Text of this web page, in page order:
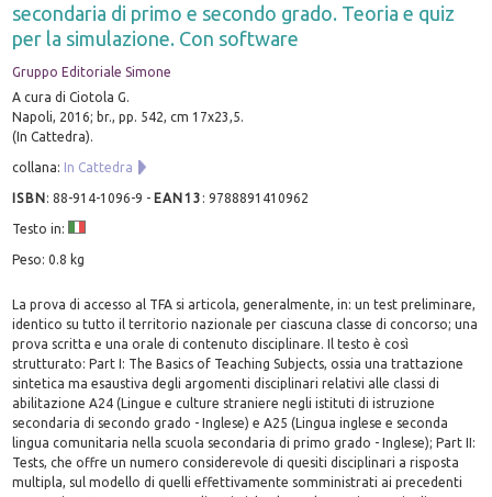
secondaria di primo e secondo grado. Teoria e quiz
per la simulazione. Con software
Gruppo Editoriale Simone
A cura di Ciotola G.
Napoli, 2016; br., pp. 542, cm 17x23,5.
(In Cattedra).
collana: In Cattedra
ISBN:88-914-1096-9 - EAN13 :9788891410962
Testo in:
Peso: 0.8 kg
La prova di accesso al TFA si articola, generalmente, in: un test preliminare,
identico su tutto il territorio nazionale per ciascuna classe di concorso; una
prova scritta e una orale di contenuto disciplinare. Il testo è così
strutturato: Part I: The Basics of Teaching Subjects, ossia una trattazione
sintetica ma esaustiva degli argomenti disciplinari relativi alle classi di
abilitazione A24 (Lingue e culture straniere negli istituti di istruzione
secondaria di secondo grado - Inglese) e A25 (Lingua inglese e seconda
lingua comunitaria nella scuola secondaria di primo grado - Inglese); Part II:
Tests, che offre un numero considerevole di quesiti disciplinari a risposta
multipla, sul modello di quelli effettivamente somministrati ai precedenti